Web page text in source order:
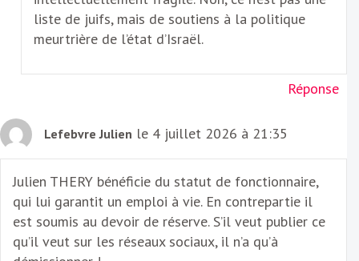
liste de juifs, mais de soutiens à la politique
meurtrière de l’état d’Israël.
Réponse
Lefebvre Julien le 4 juillet 2026 à 21:35
Julien THERY bénéficie du statut de fonctionnaire,
qui lui garantit un emploi à vie. En contrepartie il
est soumis au devoir de réserve. S’il veut publier ce
qu’il veut sur les réseaux sociaux, il n’a qu’à